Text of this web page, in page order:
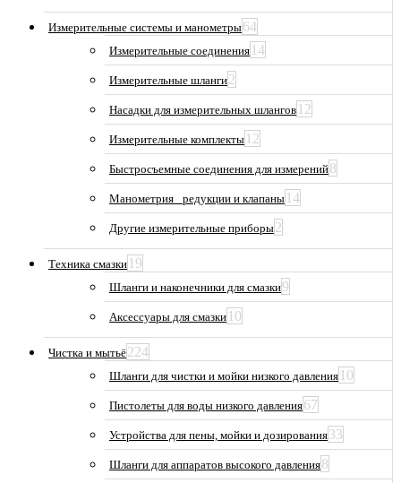
Измерительные системы и манометры64
Измерительные соединения 14
Измерительные шланги2
Насадки для измерительных шлангов 12
Измерительные комплекты 12
Быстросъемные соединения для измерений8
Манометрия_ редукции и клапаны 14
Другие измерительные приборы2
Техника смазки 19
Шланги и наконечники для смазки9
Аксессуары для смазки 10
Чистка и мытьё224
Шланги для чистки и мойки низкого давления 10
Пистолеты для воды низкого давления67
Устройства для пены, мойки и дозирования33
Шланги для аппаратов высокого давления8